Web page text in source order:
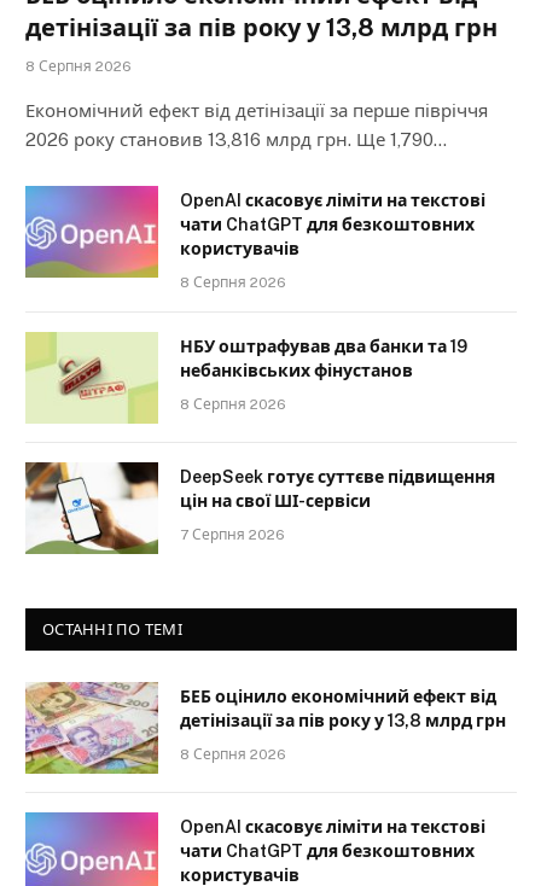
детінізації за пів року у 13,8 млрд грн
8 Серпня 2026
Економічний ефект від детінізації за перше півріччя
2026 року становив 13,816 млрд грн. Ще 1,790…
OpenAI скасовує ліміти на текстові
чати ChatGPT для безкоштовних
користувачів
8 Серпня 2026
НБУ оштрафував два банки та 19
небанківських фінустанов
8 Серпня 2026
DeepSeek готує суттєве підвищення
цін на свої ШІ-сервіси
7 Серпня 2026
ОСТАННІ ПО ТЕМІ
БЕБ оцінило економічний ефект від
детінізації за пів року у 13,8 млрд грн
8 Серпня 2026
OpenAI скасовує ліміти на текстові
чати ChatGPT для безкоштовних
користувачів